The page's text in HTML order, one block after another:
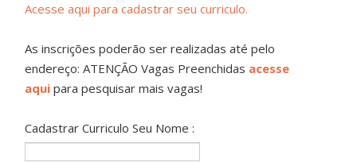
Acesse aqui para cadastrar seu curriculo.
As inscrições poderão ser realizadas até pelo
endereço: ATENÇÃO Vagas Preenchidas acesse
aqui para pesquisar mais vagas!
Cadastrar Curriculo Seu Nome :